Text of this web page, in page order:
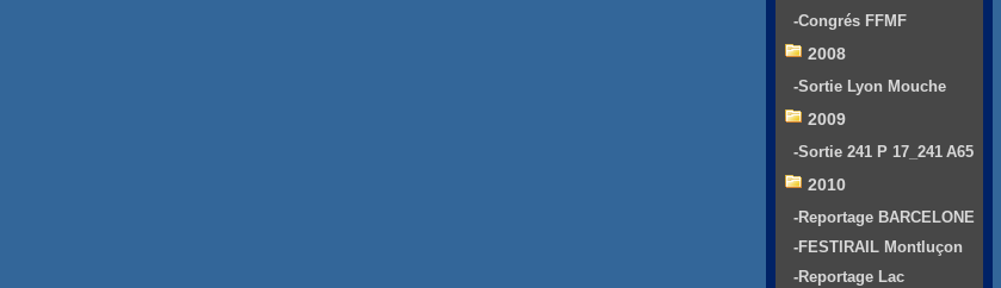
-Congrés FFMF
2008
-Sortie Lyon Mouche
2009
-Sortie 241 P 17_241 A65
2010
-Reportage BARCELONE
-FESTIRAIL Montluçon
-Reportage Lac